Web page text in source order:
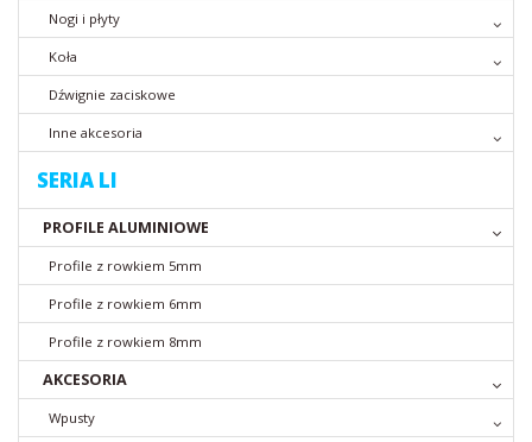
Nogi i płyty
Koła
Dźwignie zaciskowe
Inne akcesoria
SERIA LI
PROFILE ALUMINIOWE
Profile z rowkiem 5mm
Profile z rowkiem 6mm
Profile z rowkiem 8mm
AKCESORIA
Wpusty